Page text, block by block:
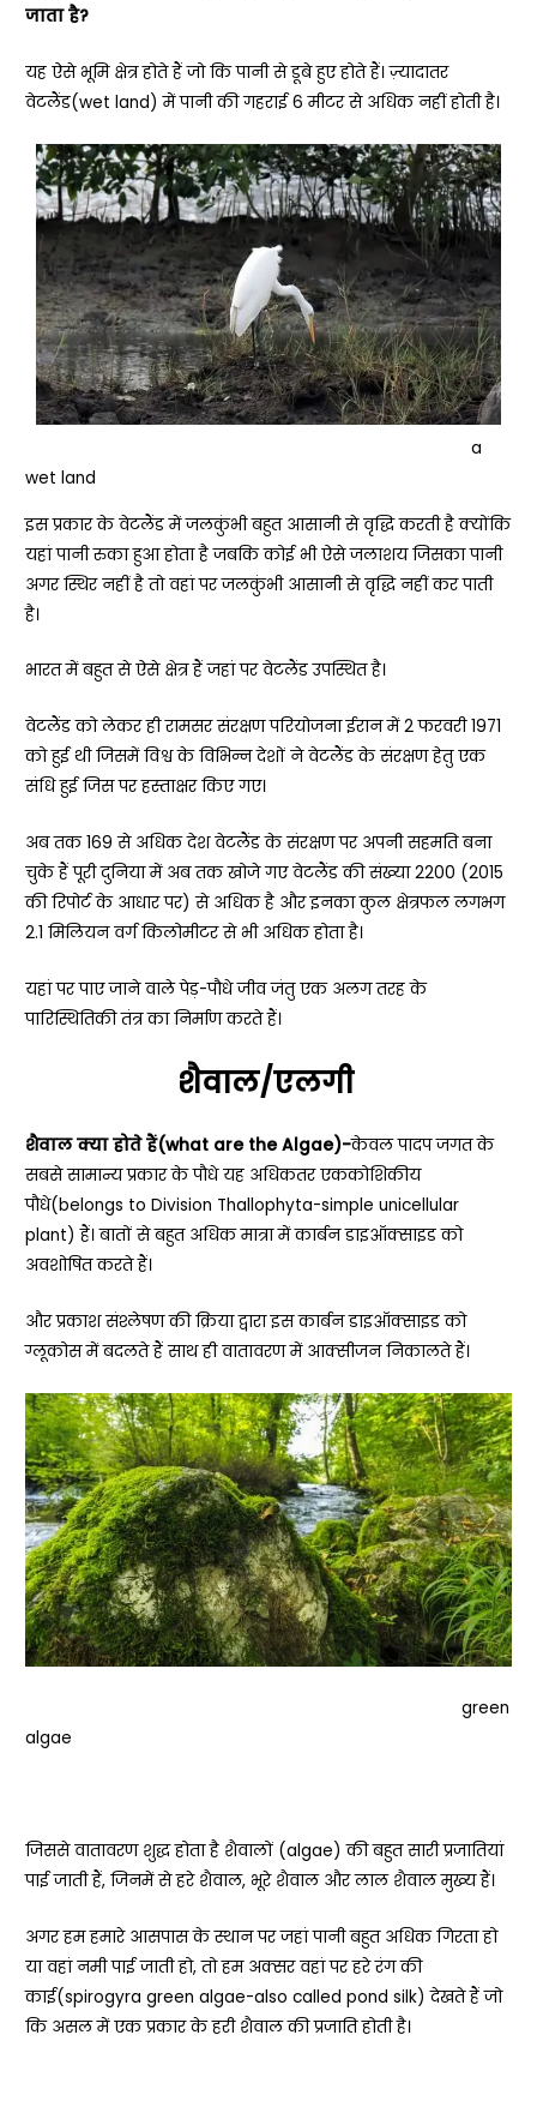
जाता है?
यह ऐसे भूमि क्षेत्र होते हैं जो कि पानी से डूबे हुए होते हैं। ज़्यादातर
वेटलैंड(wet land) में पानी की गहराई 6 मीटर से अधिक नहीं होती है।
a
wet land
इस प्रकार के वेटलैंड में जलकुंभी बहुत आसानी से वृद्धि करती है क्योंकि
यहां पानी रुका हुआ होता है जबकि कोई भी ऐसे जलाशय जिसका पानी
अगर स्थिर नहीं है तो वहां पर जलकुंभी आसानी से वृद्धि नहीं कर पाती
है।
भारत में बहुत से ऐसे क्षेत्र हैं जहां पर वेटलैंड उपस्थित है।
वेटलैंड को लेकर ही रामसर संरक्षण परियोजना ईरान में 2 फरवरी 1971
को हुई थी जिसमें विश्व के विभिन्न देशों ने वेटलैंड के संरक्षण हेतु एक
संधि हुई जिस पर हस्ताक्षर किए गए।
अब तक 169 से अधिक देश वेटलैंड के संरक्षण पर अपनी सहमति बना
चुके हैं पूरी दुनिया में अब तक खोजे गए वेटलैंड की संख्या 2200 (2015
की रिपोर्ट के आधार पर) से अधिक है और इनका कुल क्षेत्रफल लगभग
2.1 मिलियन वर्ग किलोमीटर से भी अधिक होता है।
यहां पर पाए जाने वाले पेड़-पौधे जीव जंतु एक अलग तरह के
पारिस्थितिकी तंत्र का निर्माण करते हैं।
शैवाल/एलगी
शैवाल क्या होते हैं(what are the Algae)-केवल पादप जगत के
सबसे सामान्य प्रकार के पौधे यह अधिकतर एककोशिकीय
पौधे(belongs to Division Thallophyta-simple unicellular
plant) हैं। बातों से बहुत अधिक मात्रा में कार्बन डाइऑक्साइड को
अवशोषित करते हैं।
और प्रकाश संश्लेषण की क्रिया द्वारा इस कार्बन डाइऑक्साइड को
ग्लूकोस में बदलते हैं साथ ही वातावरण में आक्सीजन निकालते हैं।
green
algae
जिससे वातावरण शुद्ध होता है शैवालों (algae) की बहुत सारी प्रजातियां
पाई जाती हैं, जिनमें से हरे शैवाल, भूरे शैवाल और लाल शैवाल मुख्य हैं।
अगर हम हमारे आसपास के स्थान पर जहां पानी बहुत अधिक गिरता हो
या वहां नमी पाई जाती हो, तो हम अक्सर वहां पर हरे रंग की
काई(spirogyra green algae-also called pond silk) देखते हैं जो
कि असल में एक प्रकार के हरी शैवाल की प्रजाति होती है।